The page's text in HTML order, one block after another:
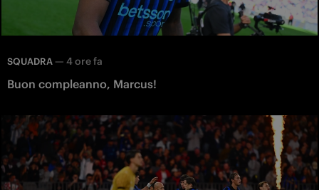
SQUADRA — 4 ore fa
Buon compleanno, Marcus!